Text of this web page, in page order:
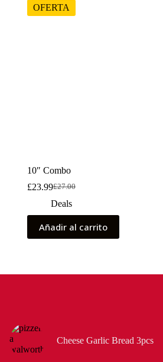
OFERTA
10″ Combo
£27.00
El
precio
era:
£27.00.
£23.99El
precio
es:
£23.99.
Deals
Añadir al carrito
Cheese Garlic Bread 3pcs